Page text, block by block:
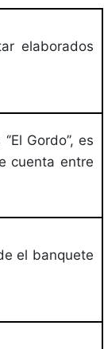
elaborados
Gordo’’, es
cuenta entre
el banquete